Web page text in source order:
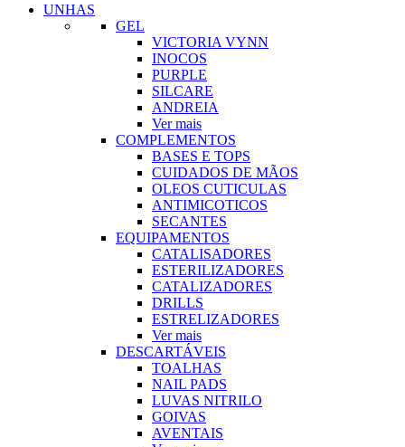
UNHAS
GEL
VICTORIA VYNN
INOCOS
PURPLE
SILCARE
ANDREIA
Ver mais
COMPLEMENTOS
BASES E TOPS
CUIDADOS DE MÃOS
OLEOS CUTICULAS
ANTIMICOTICOS
SECANTES
EQUIPAMENTOS
CATALISADORES
ESTERILIZADORES
CATALIZADORES
DRILLS
ESTRELIZADORES
Ver mais
DESCARTÁVEIS
TOALHAS
NAIL PADS
LUVAS NITRILO
GOIVAS
AVENTAIS